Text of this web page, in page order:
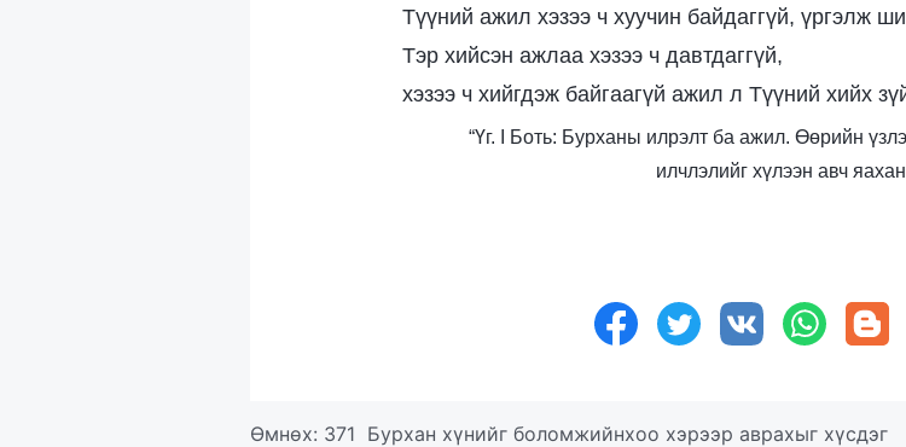
Түүний ажил хэзээ ч хуучин байдаггүй, үргэлж
Тэр хийсэн ажлаа хэзээ ч давтдаггүй,
хэзээ ч хийгдэж байгаагүй ажил л Түүний хийх
“Үг. I Боть: Бурханы илрэлт ба ажил. Өөрийн
илчлэлийг хүлээн авч
Өмнөх: 371 Бурхан хүнийг боломжийнхоо хэрээр аврахыг хүсдэг